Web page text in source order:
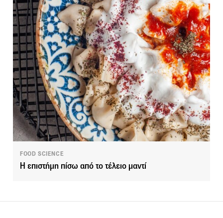
FOOD SCIENCE
Η επιστήμη πίσω από το τέλειο μαντί